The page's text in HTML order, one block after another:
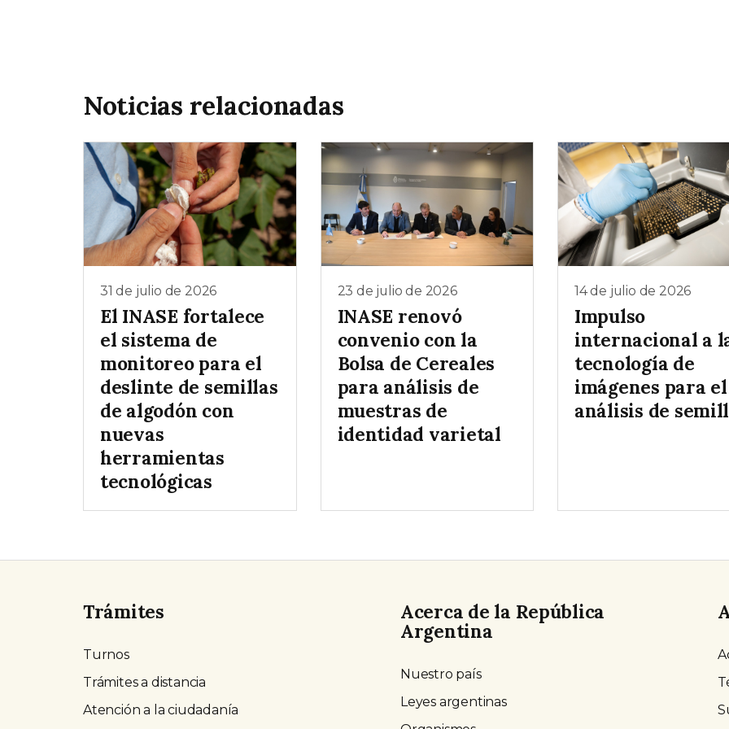
Noticias relacionadas
31 de julio de 2026
El INASE fortalece
el sistema de
monitoreo para el
deslinte de semillas
de algodón con
nuevas
herramientas
tecnológicas
23 de julio de 2026
INASE renovó
convenio con la
Bolsa de Cereales
para análisis de
muestras de
identidad varietal
14 de julio de 2026
Impulso
internacional a
tecnología de
imágenes para el
análisis de
Trámites
Turnos
Trámites a distancia
Atención a la ciudadanía
Acerca de la República
Argentina
Nuestro país
Leyes argentinas